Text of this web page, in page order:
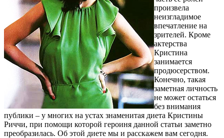
произвела
неизгладимое
впечатление на
зрителей. Кроме
актерства
Кристина
занимается
продюсерством.
Конечно, такая
заметная личность
не может остаться
без внимания
публики – у многих на устах знаменитая диета Кристины
Риччи, при помощи которой героиня данной статьи заметно
преобразилась. Об этой диете мы и расскажем вам сегодня.